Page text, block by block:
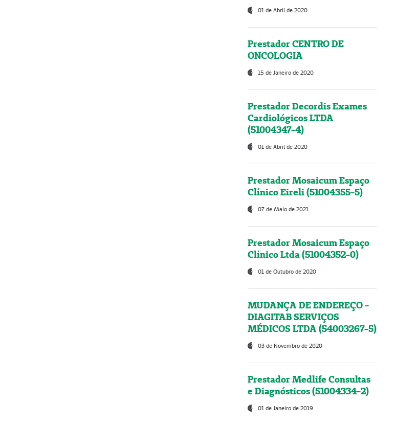
01 de Abril de 2020
Prestador CENTRO DE
ONCOLOGIA
15 de Janeiro de 2020
Prestador Decordis Exames
Cardiológicos LTDA
(51004347-4)
01 de Abril de 2020
Prestador Mosaicum Espaço
Clínico Eireli (51004355-5)
07 de Maio de 2021
Prestador Mosaicum Espaço
Clínico Ltda (51004352-0)
01 de Outubro de 2020
MUDANÇA DE ENDEREÇO -
DIAGITAB SERVIÇOS
MÉDICOS LTDA (54003267-5)
03 de Novembro de 2020
Prestador Medlife Consultas
e Diagnósticos (51004334-2)
01 de Janeiro de 2019